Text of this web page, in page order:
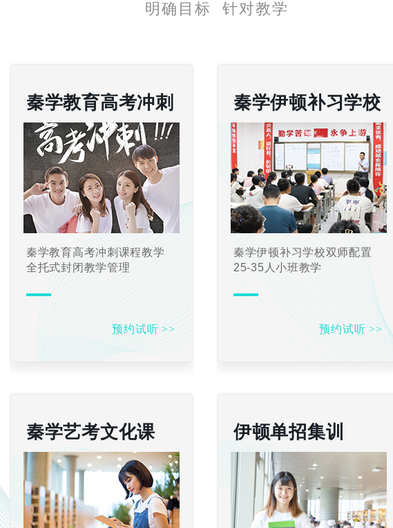
明确目标 针对教学
秦学教育高考冲刺
秦学教育高考冲刺课程教学
全托式封闭教学管理
预约试听 >>
秦学伊顿补习学校
秦学伊顿补习学校双师配置
25-35人小班教学
预约试听 >>
秦学艺考文化课 伊顿单招集训